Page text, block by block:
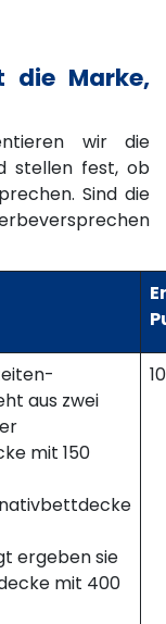
die Marke,
wir die
stellen fest, ob
Sind die
aus zwei
mit 150
ergeben sie
mit 400